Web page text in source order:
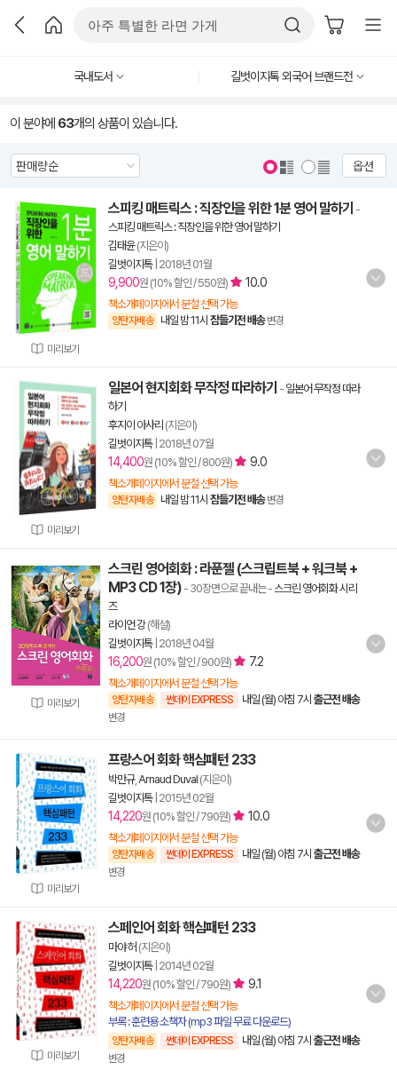
국내도서 길벗이지톡 외국어 브랜드전
이 분야에 63개의 상품이 있습니다.
옵션
미리보기
스피킹 매트릭스 : 직장인을 위한 1분 영어 말하기 -
스피킹 매트릭스 : 직장인을 위한 영어 말하기
김태윤(지은이)
길벗이지톡| 2018년 01월
9,900원 (10% 할인 / 550원) 10.0
책소개페이지에서 분철 선택 가능
양탄자배송 내일 밤 11시 잠들기전 배송 변경
미리보기
일본어 현지회화 무작정 따라하기 - 일본어 무작정 따라
하기
후지이 아사리 (지은이)
길벗이지톡| 2018년 07월
14,400원 (10% 할인 / 800원) 9.0
책소개페이지에서 분철 선택 가능
양탄자배송 내일 밤 11시 잠들기전 배송 변경
미리보기
스크린 영어회화 : 라푼젤 (스크립트북 + 워크북 +
MP3 CD 1장) - 30장면으로 끝내는-스크린 영어회화 시리
즈
라이언 강(해설)
길벗이지톡| 2018년 04월
16,200원 (10% 할인 / 900원) 7.2
책소개페이지에서 분철 선택 가능
양탄자배송 썬데이 EXPRESS 내일 (월) 아침 7시 출근전 배송
변경
미리보기
프랑스어 회화 핵심패턴 233
박만규, Arnaud Duval (지은이)
길벗이지톡| 2015년 02월
14,220원 (10% 할인 / 790원) 10.0
책소개페이지에서 분철 선택 가능
양탄자배송 썬데이 EXPRESS 내일 (월) 아침 7시 출근전 배송
변경
미리보기
스페인어 회화 핵심패턴 233
마야 허 (지은이)
길벗이지톡| 2014년 02월
14,220원 (10% 할인 / 790원) 9.1
책소개페이지에서 분철 선택 가능
부록 : 훈련용 소책자 (mp3 파일 무료 다운로드)
양탄자배송 썬데이 EXPRESS 내일 (월) 아침 7시 출근전 배송
변경